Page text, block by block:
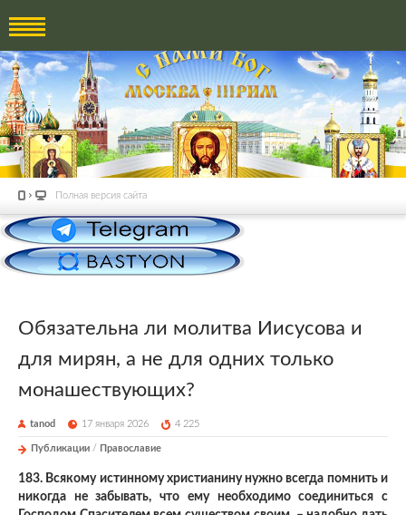
Полная версия сайта
Обязательна ли молитва Иисусова и
для мирян, а не для одних только
монашествующих?
tanod 17 января 2026 4 225
Публикации / Православие
183. Всякому истинному христианину нужно всегда помнить и
никогда не забывать, что ему необходимо соединиться с